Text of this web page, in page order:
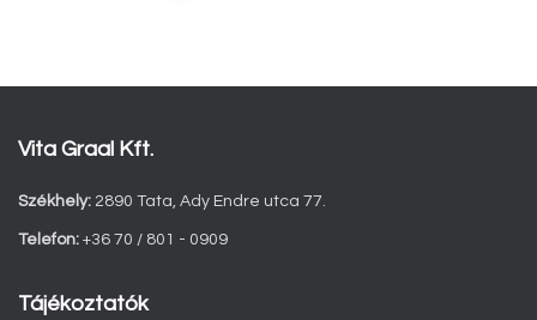
Vita Graal Kft.
Székhely: 2890 Tata, Ady Endre utca 77.
Telefon: +36 70 / 801 - 0909
Tájékoztatók